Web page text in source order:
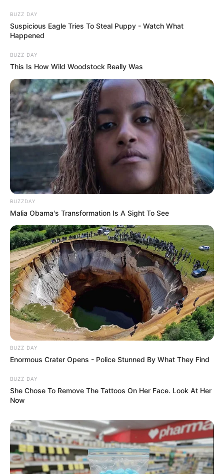
BUZZ DAY
Suspicious Eagle Tries To Steal Puppy - Watch What
Happened
BUZZ DAY
This Is How Wild Woodstock Really Was
BUZZDAY
Malia Obama's Transformation Is A Sight To See
BUZZ DAY
Enormous Crater Opens - Police Stunned By What They Find
BUZZ DAY
She Chose To Remove The Tattoos On Her Face. Look At Her
Now